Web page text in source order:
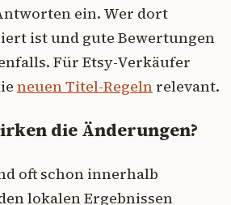
ein. Wer dort
ist und gute Bewertungen
Für Etsy-Verkäufer
neuen Titel-Regeln relevant.
die Änderungen?
oft schon innerhalb
lokalen Ergebnissen